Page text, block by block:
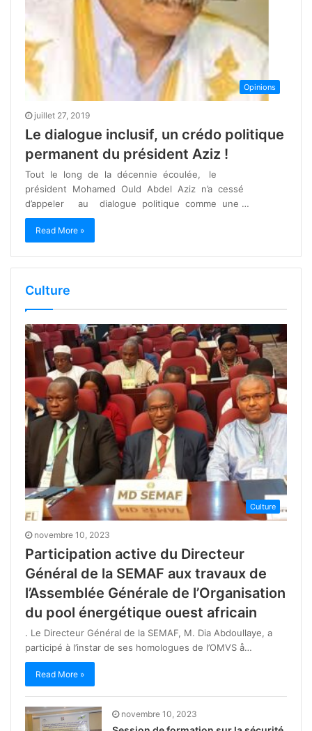
Opinions
juillet 27, 2019
Le dialogue inclusif, un crédo politique
permanent du président Aziz !
Tout le long de la décennie écoulée, le
président Mohamed Ould Abdel Aziz n’a cessé
d’appeler au dialogue politique comme une …
Read More »
Culture
Culture
novembre 10, 2023
Participation active du Directeur
Général de la SEMAF aux travaux de
l’Assemblée Générale de l’Organisation
du pool énergétique ouest africain
. Le Directeur Général de la SEMAF, M. Dia Abdoullaye, a
participé à l’instar de ses homologues de l’OMVS å…
Read More »
novembre 10, 2023